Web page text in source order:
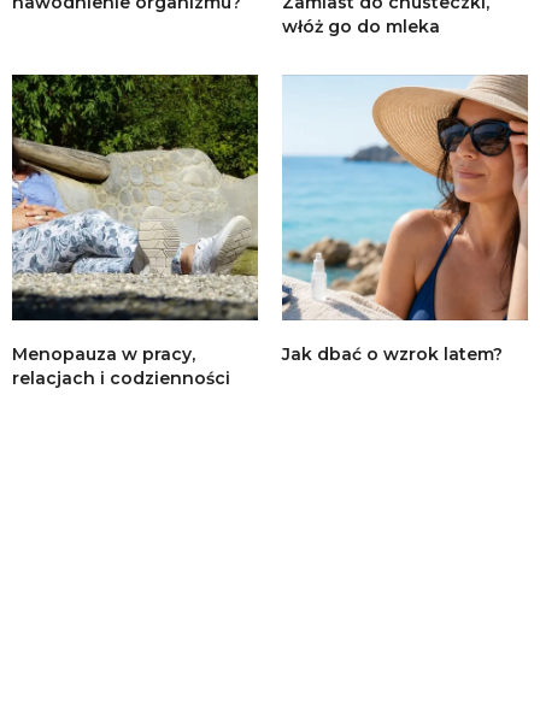
włóż go do mleka
Menopauza w pracy,
relacjach i codzienności
Jak dbać o wzrok latem?